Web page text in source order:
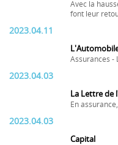
Avec la
font leur
2023.04.11
Assurances -
2023.04.03
La Lettre de
En
2023.04.03
Capital